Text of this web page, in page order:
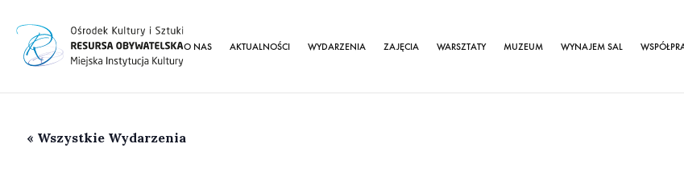
O NAS AKTUALNOŚCI WYDARZENIA ZAJĘCIA WARSZTATY MUZEUM WYNAJEM SAL
« Wszystkie Wydarzenia